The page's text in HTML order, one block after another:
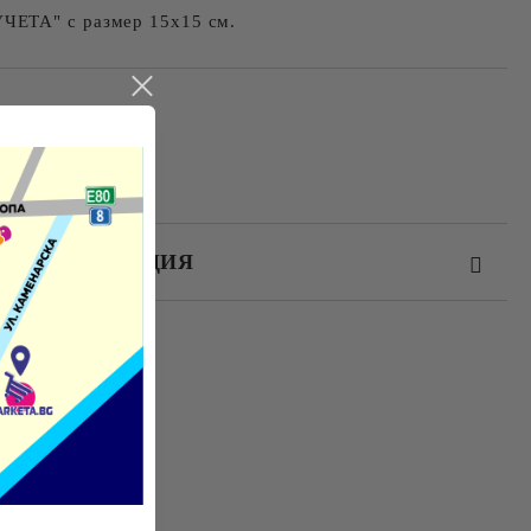
с размер 15х15 см.
РЕГИСТРАЦИЯ
на работния ден.